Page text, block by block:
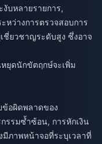
บหลายรายการ,
หว่างการตรวจสอบการ
ชี่ยวชาญระดับสูง ซึ่งอาจ
ยุดนักขัตฤกษ์จะเพิ่ม
ข้อผิดพลาดของ
รรมซ้ำซ้อน, การหักเงิน
ภาพหน้าจอที่ระบุเวลาที่